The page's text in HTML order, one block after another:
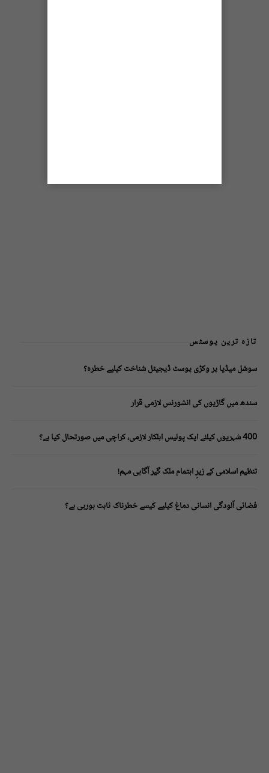
تازہ ترین پوسٹس
سوشل میڈیا پر وکڑی پوسٹ ڈیجیٹل شناخت کیلیے خطرہ؟
سندھ میں گاڑیوں کی انشورنس لازمی قرار
400 شہریوں کیلئے ایک پولیس اہلکار لازمی، کراچی میں صورتحال کیا ہے؟
تنظیم اسلامی کے زیرِ اہتمام ملک گیر آگاہی مہم!
فضائی آلودگی انسانی دماغ کیلیے کیسے خطرناک ثابت ہورہی ہے؟